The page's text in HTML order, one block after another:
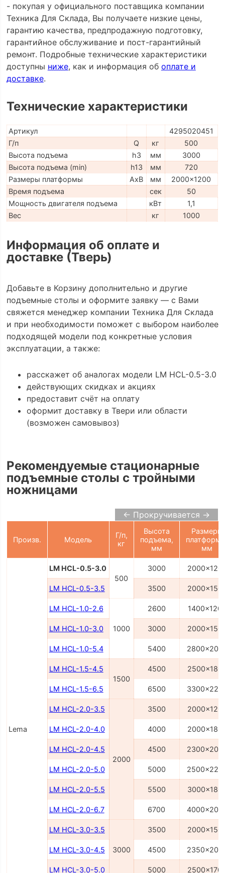
- покупая у официального поставщика компании
Техника Для Склада, Вы получаете низкие цены,
гарантию качества, предпродажную подготовку,
гарантийное обслуживание и пост-гарантийный
ремонт. Подробные технические характеристики
доступны ниже, как и информация об оплате и
доставке.
Технические характеристики
Артикул
4295020451
Г/п
Q кг
500
Высота подъема
h3 мм
3000
Высота подъема (min)
h13 мм
720
Размеры платформы
AxB мм
2000x1200
Время подъема
сек
50
Мощность двигателя подъема
кВт
1,1
Вес
кг 1000
Информация об оплате и
доставке (Тверь)
Добавьте в Корзину дополнительно и другие
подъемные столы и оформите заявку — с Вами
свяжется менеджер компании Техника Для Склада
и при необходимости поможет с выбором наиболее
подходящей модели под конкретные условия
эксплуатации, а также:
расскажет об аналогах модели LM HCL-0.5-3.0
действующих скидках и акциях
предоставит счёт на оплату
оформит доставку в Твери или области
(возможен самовывоз)
Рекомендуемые стационарные
подъемные столы с тройными
ножницами
← Прокручивается →
Произв. Модель
Г/п,
кг
Высота
подъема,
мм
Размеры
мм
Lema
LM HCL-0.5-3.0
500
3000
LM HCL-0.5-3.5 3500
LM HCL-1.0-2.6
1000
2600
LM HCL-1.0-3.0 3000
LM HCL-1.0-5.4 5400
LM HCL-1.5-4.5
1500
4500
LM HCL-1.5-6.5 6500
LM HCL-2.0-3.5
2000
3500
LM HCL-2.0-4.0 4000
LM HCL-2.0-4.5 4500
LM HCL-2.0-5.0 5000
LM HCL-2.0-5.5 5500
LM HCL-2.0-6.7 6700
LM HCL-3.0-3.5
3000
3500
LM HCL-3.0-4.5 4500
LM HCL-3.0-5.0 5000